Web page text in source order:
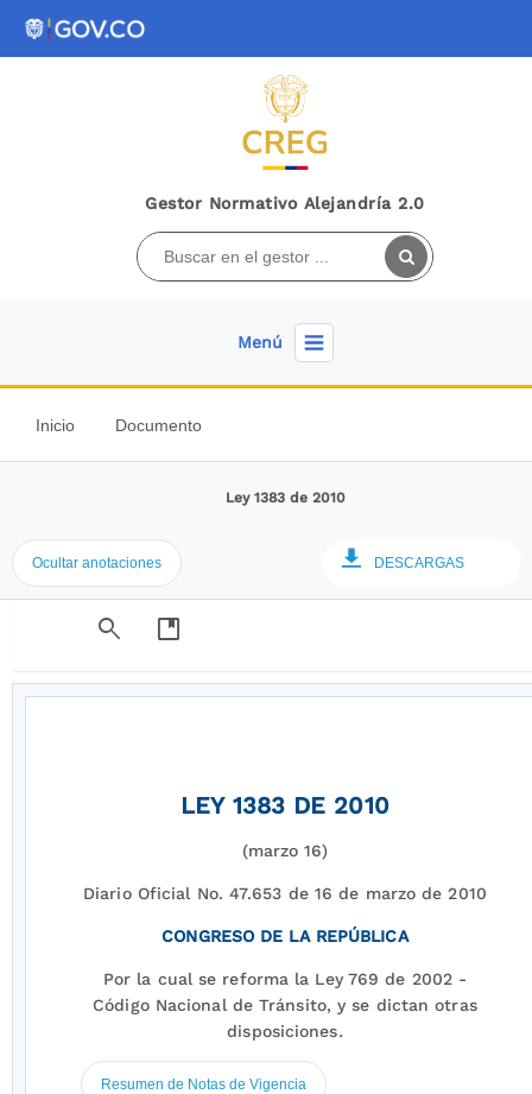
Gestor Normativo Alejandría 2.0
Menú
Inicio Documento
Ley 1383 de 2010
Ocultar anotaciones DESCARGAS
search developer_guide
LEY 1383 DE 2010
(marzo 16)
Diario Oficial No. 47.653 de 16 de marzo de 2010
CONGRESO DE LA REPÚBLICA
Por la cual se reforma la Ley 769 de 2002 -
Código Nacional de Tránsito, y se dictan otras
disposiciones.
Resumen de Notas de Vigencia